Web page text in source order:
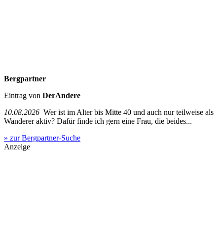
Bergpartner
Eintrag von DerAndere
10.08.2026 Wer ist im Alter bis Mitte 40 und auch nur teilweise als
Wanderer aktiv? Dafür finde ich gern eine Frau, die beides...
» zur Bergpartner-Suche
Anzeige